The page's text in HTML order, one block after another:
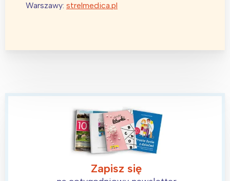
Warszawy: strelmedica.pl
Zapisz się